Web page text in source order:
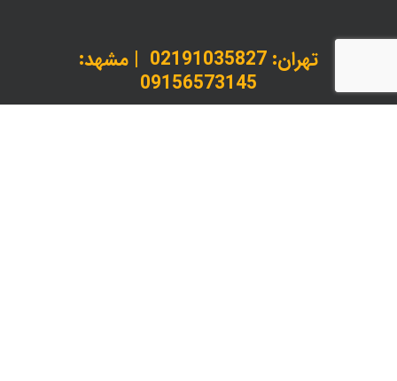
تهران: 02191035827 | مشهد:
09156573145